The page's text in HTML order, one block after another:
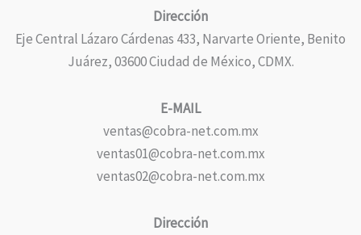
Dirección
Eje Central Lázaro Cárdenas 433, Narvarte Oriente, Benito
Juárez, 03600 Ciudad de México, CDMX.
E-MAIL
ventas@cobra-net.com.mx
ventas01@cobra-net.com.mx
ventas02@cobra-net.com.mx
Dirección